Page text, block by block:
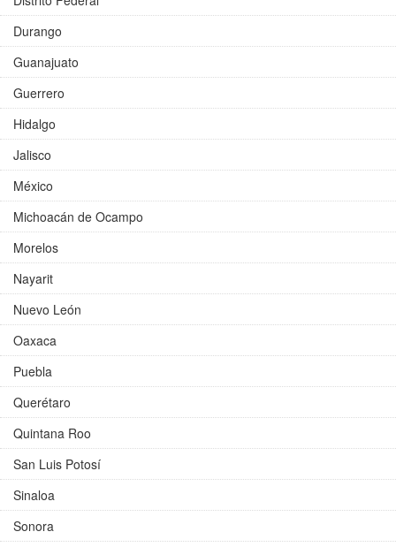
Durango
Guanajuato
Guerrero
Hidalgo
Jalisco
México
Michoacán de Ocampo
Morelos
Nayarit
Nuevo León
Oaxaca
Puebla
Querétaro
Quintana Roo
San Luis Potosí
Sinaloa
Sonora